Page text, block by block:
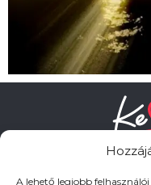
A lehető legjobb